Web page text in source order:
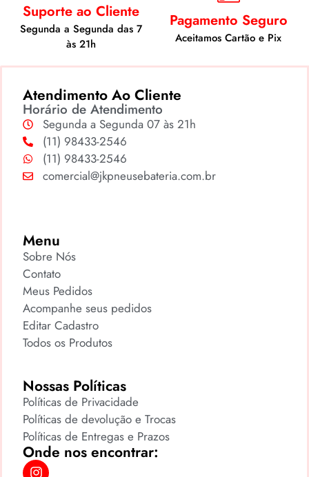
Suporte ao Cliente
Segunda a Segunda das 7
às 21h
Pagamento Seguro
Aceitamos Cartão e Pix
Atendimento Ao Cliente
Horário de Atendimento
Segunda a Segunda 07 às 21h
(11) 98433-2546
(11) 98433-2546
comercial@jkpneusebateria.com.br
Menu
Sobre Nós
Contato
Meus Pedidos
Acompanhe seus pedidos
Editar Cadastro
Todos os Produtos
Nossas Políticas
Políticas de Privacidade
Políticas de devolução e Trocas
Políticas de Entregas e Prazos
Onde nos encontrar: